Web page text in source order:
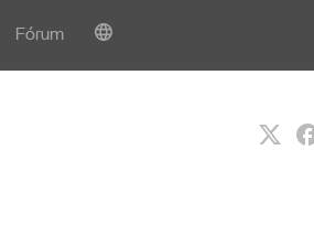
Fórum